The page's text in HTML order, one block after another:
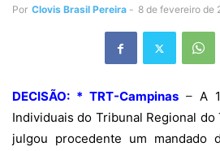
Por Clovis Brasil Pereira - 8 de fevereiro de
DECISÃO: * TRT-Campinas – A
Individuais do Tribunal Regional do
julgou procedente um mandado